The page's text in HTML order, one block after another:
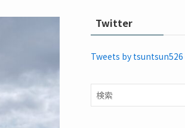
Twitter
Tweets by tsuntsun526